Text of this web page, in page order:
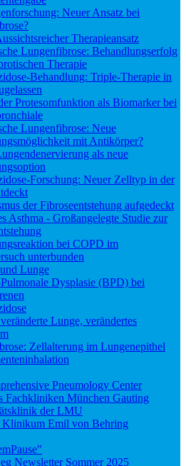
Neuer Ansatz bei
Therapieansatz
Lungenfibrose: Behandlungserfolg
Therapie
Behandlung: Triple-Therapie in
Protesomfunktion als Biomarker bei
Lungenfibrose: Neue
mit Antikörper?
als neue
Forschung: Neuer Zelltyp in der
der Fibroseentstehung aufgedeckt
Asthma - Großangelegte Studie zur
bei COPD im
unterbunden
Lunge
Dysplasie (BPD) bei
Lunge, verändertes
Zellalterung im Lungenepithel
Pneumology Center
Fachkliniken München Gauting
der LMU
Emil von Behring
Newsletter Sommer 2025